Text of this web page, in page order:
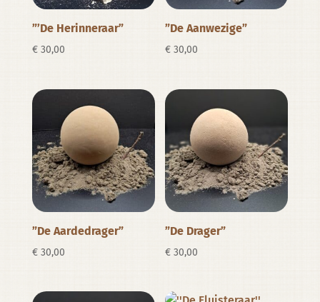
”’De Herinneraar”
€30,00
”De Aanwezige”
€ 30,00
”De Aardedrager”
€30,00
”De Drager”
€ 30,00